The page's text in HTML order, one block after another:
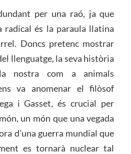
per una raó, ja que
radical és la paraula llatina
Doncs pretenc mostrar
llenguatge, la seva història
nostra com a animals
va anomenar el filòsof
i Gasset, és crucial per
un món que una vegada
d’una guerra mundial que
es tornarà nuclear tal